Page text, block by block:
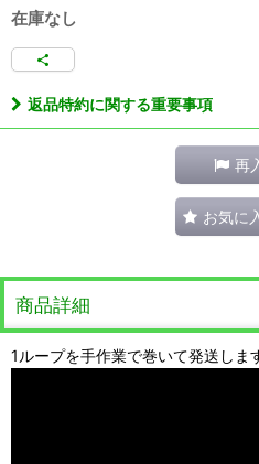
在庫なし
返品特約に関する重要事項
再
お気に
商品詳細
1ループを手作業で巻いて発送しま